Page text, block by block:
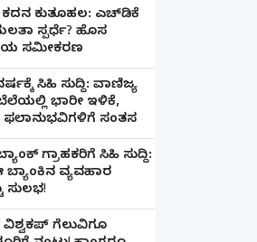
ಕುತೂಹಲ: ಎಚ್‌ಡಿಕೆ
ಸ್ಪರ್ಧೆ? ಹೊಸ
ಸಮೀಕರಣ
ಸಿಹಿ ಸುದ್ದಿ: ವಾಣಿಜ್ಯ
ಭಾರೀ ಇಳಿಕೆ,
ಸಂತಸ
ಗ್ರಾಹಕರಿಗೆ ಸಿಹಿ ಸುದ್ದಿ:
ಬ್ಯಾಂಕಿನ ವ್ಯವಹಾರ
ಸುಲಭ!
ಗೆಲುವಿಗೂ